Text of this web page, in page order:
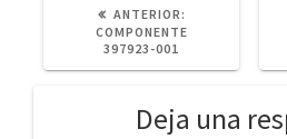
ANTERIOR:
ANTERIOR:
COMPONENTE
397923-001
Deja una